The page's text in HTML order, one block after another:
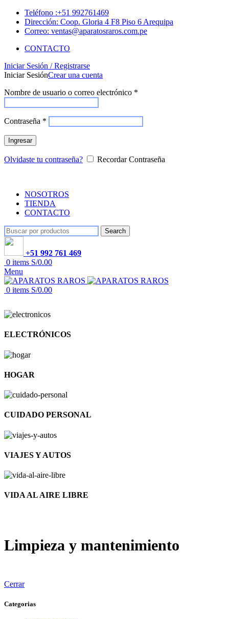
Teléfono :+51 992761469
Dirección: Coop. Gloria 4 F8 Piso 6 Arequipa
Correo: ventas@aparatosraros.com.pe
CONTACTO
Iniciar Sesión / Registrarse
Iniciar SesiónCrear una cuenta
Nombre de usuario o correo electrónico *
Contraseña *
Ingresar
Olvidaste tu contraseña? Recordar Contraseña
NOSOTROS
TIENDA
CONTACTO
Search
+51 992 761 469
0 items S/0.00
Menu
0 items S/0.00
ELECTRÓNICOS
HOGAR
CUIDADO PERSONAL
VIAJES Y AUTOS
VIDA AL AIRE LIBRE
Limpieza y mantenimiento
Cerrar
Categorias